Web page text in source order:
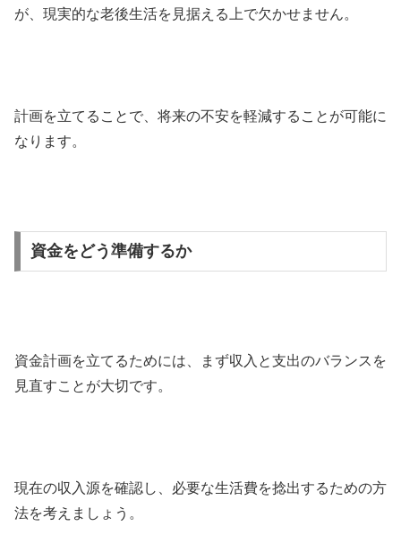
が、現実的な老後生活を見据える上で欠かせません。
計画を立てることで、将来の不安を軽減することが可能に
なります。
資金をどう準備するか
資金計画を立てるためには、まず収入と支出のバランスを
見直すことが大切です。
現在の収入源を確認し、必要な生活費を捻出するための方
法を考えましょう。